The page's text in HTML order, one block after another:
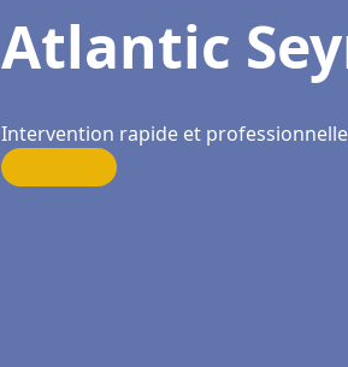
Atlantic
Intervention rapide et professionnelle